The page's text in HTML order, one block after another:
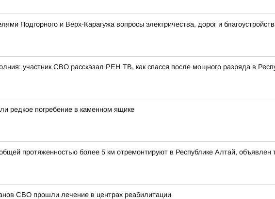
Подгорного и Верх-Карагужа вопросы электричества, дорог и
участник СВО рассказал РЕН ТВ, как спасся после мощного разряда в
редкое погребение в каменном ящике
общей протяженностью более 5 км отремонтируют в Республике Алтай, объявлен
СВО прошли лечение в центрах реабилитации